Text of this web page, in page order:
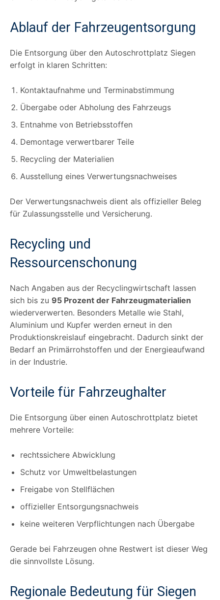
Ablauf der Fahrzeugentsorgung
Die Entsorgung über den Autoschrottplatz Siegen
erfolgt in klaren Schritten:
Kontaktaufnahme und Terminabstimmung
Übergabe oder Abholung des Fahrzeugs
Entnahme von Betriebsstoffen
Demontage verwertbarer Teile
Recycling der Materialien
Ausstellung eines Verwertungsnachweises
Der Verwertungsnachweis dient als offizieller Beleg
für Zulassungsstelle und Versicherung.
Recycling und
Ressourcenschonung
Nach Angaben aus der Recyclingwirtschaft lassen
sich bis zu 95 Prozent der Fahrzeugmaterialien
wiederverwerten. Besonders Metalle wie Stahl,
Aluminium und Kupfer werden erneut in den
Produktionskreislauf eingebracht. Dadurch sinkt der
Bedarf an Primärrohstoffen und der Energieaufwand
in der Industrie.
Vorteile für Fahrzeughalter
Die Entsorgung über einen Autoschrottplatz bietet
mehrere Vorteile:
rechtssichere Abwicklung
Schutz vor Umweltbelastungen
Freigabe von Stellflächen
offizieller Entsorgungsnachweis
keine weiteren Verpflichtungen nach Übergabe
Gerade bei Fahrzeugen ohne Restwert ist dieser Weg
die sinnvollste Lösung.
Regionale Bedeutung für Siegen